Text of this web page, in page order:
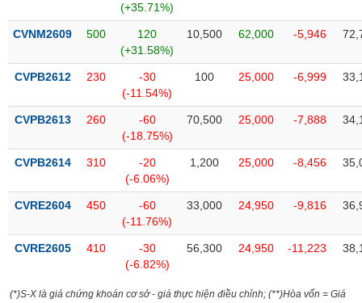
(+35.71%)
CVNM2609 500
120
(+31.58%)
10,500 62,000 -5,946
CVPB2612 230
-30
(-11.54%)
100 25,000 -6,999
CVPB2613 260
-60
(-18.75%)
70,500 25,000 -7,888
CVPB2614 310
-20
(-6.06%)
1,200 25,000 -8,456
CVRE2604 450
-60
(-11.76%)
33,000 24,950 -9,816
CVRE2605 410
-30
(-6.82%)
56,300 24,950 -11,223
(*)S-X là giá chứng khoán cơ sở - giá thực hiện điều chỉnh; (**)Hòa vốn = Giá
tạo
Công
đầu
tư